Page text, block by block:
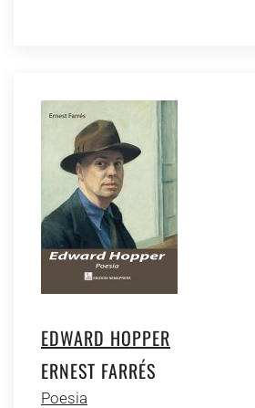
EDWARD HOPPER
ERNEST FARRÉS
Poesia